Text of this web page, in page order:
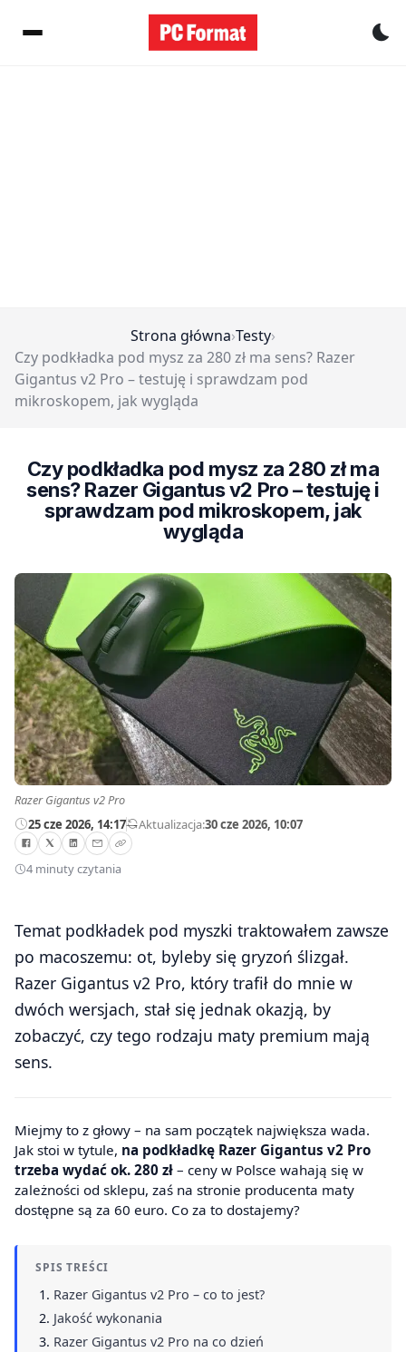
Strona główna›Testy›
Czy podkładka pod mysz za 280 zł ma sens? Razer
Gigantus v2 Pro – testuję i sprawdzam pod
mikroskopem, jak wygląda
Czy podkładka pod mysz za 280 zł ma
sens? Razer Gigantus v2 Pro – testuję i
sprawdzam pod mikroskopem, jak
wygląda
Razer Gigantus v2 Pro
25 cze 2026, 14:17—Aktualizacja:30 cze 2026, 10:07
4 minuty czytania
Temat podkładek pod myszki traktowałem zawsze
po macoszemu: ot, byleby się gryzoń ślizgał.
Razer Gigantus v2 Pro, który trafił do mnie w
dwóch wersjach, stał się jednak okazją, by
zobaczyć, czy tego rodzaju maty premium mają
sens.
Miejmy to z głowy – na sam początek największa wada.
Jak stoi w tytule, na podkładkę Razer Gigantus v2 Pro
trzeba wydać ok. 280 zł – ceny w Polsce wahają się w
zależności od sklepu, zaś na stronie producenta maty
dostępne są za 60 euro. Co za to dostajemy?
SPIS TREŚCI
Razer Gigantus v2 Pro – co to jest?
Jakość wykonania
Razer Gigantus v2 Pro na co dzień